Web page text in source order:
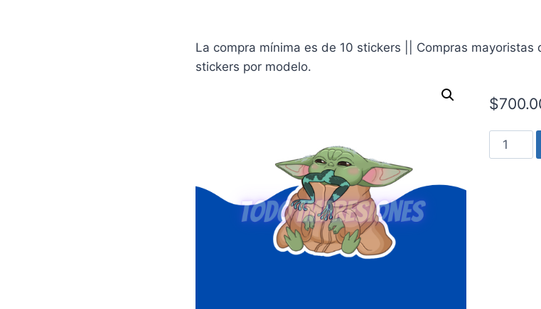
La compra mínima es de 10 stickers || Compras
stickers por modelo.
$
Star
wars